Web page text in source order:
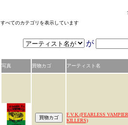
すべてのカテゴリを表示しています
が
写真 買物カゴ アーティスト名
F.V.K.(FEARLESS VAMPIER
KILLERS)